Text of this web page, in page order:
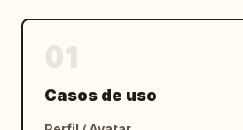
Casos de uso